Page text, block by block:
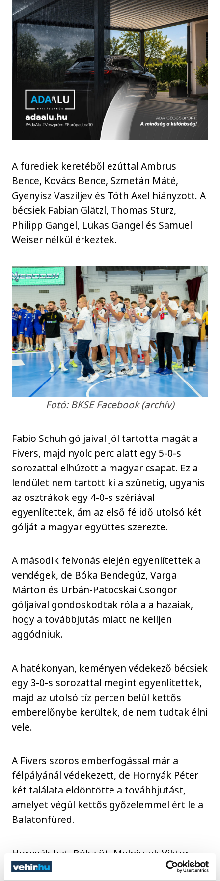
A fürediek keretéből ezúttal Ambrus
Bence, Kovács Bence, Szmetán Máté,
Gyenyisz Vasziljev és Tóth Axel hiányzott. A
bécsiek Fabian Glätzl, Thomas Sturz,
Philipp Gangel, Lukas Gangel és Samuel
Weiser nélkül érkeztek.
Fotó: BKSE Facebook (archív)
Fabio Schuh góljaival jól tartotta magát a
Fivers, majd nyolc perc alatt egy 5-0-s
sorozattal elhúzott a magyar csapat. Ez a
lendület nem tartott ki a szünetig, ugyanis
az osztrákok egy 4-0-s szériával
egyenlítettek, ám az első félidő utolsó két
gólját a magyar együttes szerezte.
A második felvonás elején egyenlítettek a
vendégek, de Bóka Bendegúz, Varga
Márton és Urbán-Patocskai Csongor
góljaival gondoskodtak róla a a hazaiak,
hogy a továbbjutás miatt ne kelljen
aggódniuk.
A hatékonyan, keményen védekező bécsiek
egy 3-0-s sorozattal megint egyenlítettek,
majd az utolsó tíz percen belül kettős
emberelőnybe kerültek, de nem tudtak élni
vele.
A Fivers szoros emberfogással már a
félpályánál védekezett, de Hornyák Péter
két találata eldöntötte a továbbjutást,
amelyet végül kettős győzelemmel ért le a
Balatonfüred.
Hornyák hat, Bóka öt, Melnicsuk Viktor
négy góllal, Deményi Xavér három, Füstös